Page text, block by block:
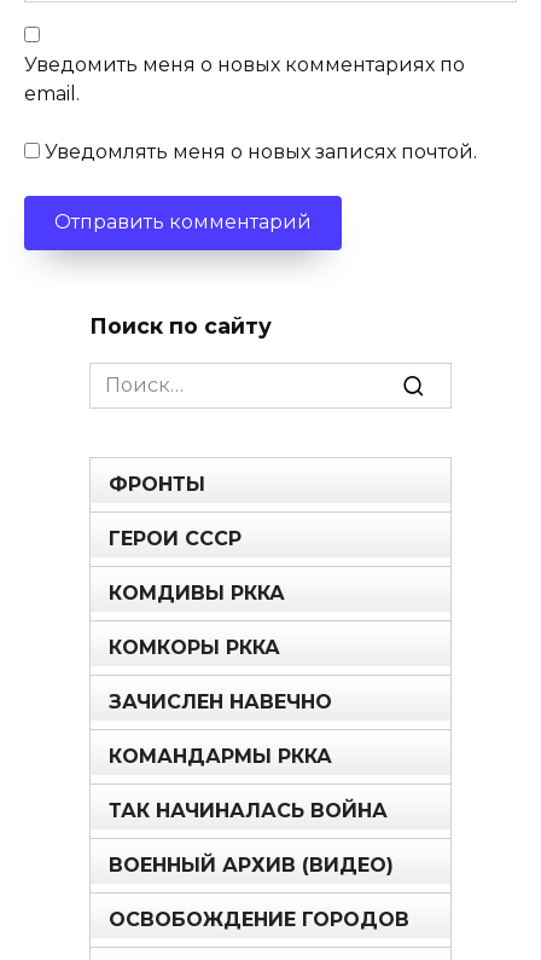
Уведомить меня о новых комментариях по
email.
Уведомлять меня о новых записях почтой.
Поиск по сайту
Search
for:
ФРОНТЫ
ГЕРОИ СССР
КОМДИВЫ РККА
КОМКОРЫ РККА
ЗАЧИСЛЕН НАВЕЧНО
КОМАНДАРМЫ РККА
ТАК НАЧИНАЛАСЬ ВОЙНА
ВОЕННЫЙ АРХИВ (ВИДЕО)
ОСВОБОЖДЕНИЕ ГОРОДОВ